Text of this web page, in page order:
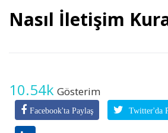
Nasıl İletişim
10.54k Gösterim
Facebook'ta Paylaş Twitter'da